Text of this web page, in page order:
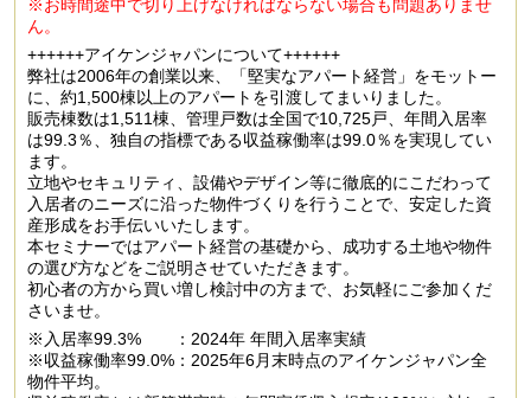
※お時間途中で切り上げなければならない場合も問題ありませ
ん。
++++++アイケンジャパンについて++++++
弊社は2006年の創業以来、「堅実なアパート経営」をモットー
に、約1,500棟以上のアパートを引渡してまいりました。
販売棟数は1,511棟、管理戸数は全国で10,725戸、年間入居率
は99.3％、独自の指標である収益稼働率は99.0％を実現してい
ます。
立地やセキュリティ、設備やデザイン等に徹底的にこだわって
入居者のニーズに沿った物件づくりを行うことで、安定した資
産形成をお手伝いいたします。
本セミナーではアパート経営の基礎から、成功する土地や物件
の選び方などをご説明させていただきます。
初心者の方から買い増し検討中の方まで、お気軽にご参加くだ
さいませ。
※入居率99.3% ：2024年 年間入居率実績
※収益稼働率99.0%：2025年6月末時点のアイケンジャパン全
物件平均。